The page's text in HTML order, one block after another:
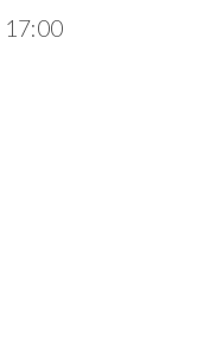
17:00